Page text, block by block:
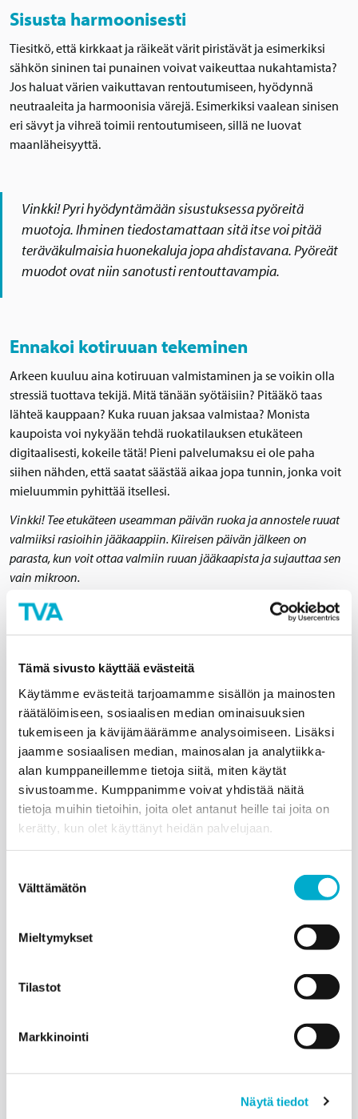
Tämä sivusto käyttää evästeitä
Käytämme evästeitä tarjoamamme sisällön ja mainosten
räätälöimiseen, sosiaalisen median ominaisuuksien
tukemiseen ja kävijämäärämme analysoimiseen. Lisäksi
jaamme sosiaalisen median, mainosalan ja analytiikka-
alan kumppaneillemme tietoja siitä, miten käytät
sivustoamme. Kumppanimme voivat yhdistää näitä
tietoja muihin tietoihin, joita olet antanut heille tai joita on
kerätty, kun olet käyttänyt heidän palvelujaan.
valinta
Välttämätön
Mieltymykset
Tilastot
Markkinointi
Näytä tiedot
Sisusta harmoonisesti
Tiesitkö, että kirkkaat ja räikeät värit piristävät ja esimerkiksi
sähkön sininen tai punainen voivat vaikeuttaa nukahtamista?
Jos haluat värien vaikuttavan rentoutumiseen, hyödynnä
neutraaleita ja harmoonisia värejä. Esimerkiksi vaalean sinisen
eri sävyt ja vihreä toimii rentoutumiseen, sillä ne luovat
maanläheisyyttä.
Vinkki! Pyri hyödyntämään sisustuksessa pyöreitä
muotoja. Ihminen tiedostamattaan sitä itse voi pitää
teräväkulmaisia huonekaluja jopa ahdistavana. Pyöreät
muodot ovat niin sanotusti rentouttavampia.
Ennakoi kotiruuan tekeminen
Arkeen kuuluu aina kotiruuan valmistaminen ja se voikin olla
stressiä tuottava tekijä. Mitä tänään syötäisiin? Pitääkö taas
lähteä kauppaan? Kuka ruuan jaksaa valmistaa? Monista
kaupoista voi nykyään tehdä ruokatilauksen etukäteen
digitaalisesti, kokeile tätä! Pieni palvelumaksu ei ole paha
siihen nähden, että saatat säästää aikaa jopa tunnin, jonka voit
mieluummin pyhittää itsellesi.
Vinkki! Tee etukäteen useamman päivän ruoka ja annostele ruuat
valmiiksi rasioihin jääkaappiin. Kiireisen päivän jälkeen on
parasta, kun voit ottaa valmiin ruuan jääkaapista ja sujauttaa sen
vain mikroon.
Nauti lämmin juoma iltaisin
Mene sohvalle, parvekkeelle tai vaikka sänkyyn ja nauti itsellesi
lämpimästä juomasta, unikin tulee paremmin. Juoma voi olla
tee tai vaikka kofeiiniton kahvi. Jos haluat oikein herkutella, tee
makoisa lämmin kaakao!